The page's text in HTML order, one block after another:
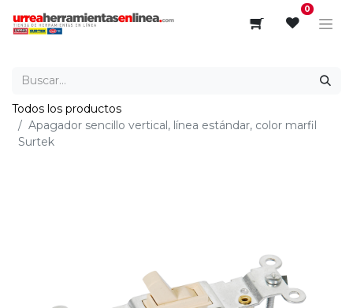
0
Todos los productos
Apagador sencillo vertical, línea estándar, color marfil
Surtek